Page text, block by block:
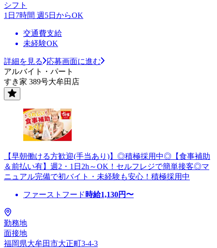
シフト
1日7時間 週5日からOK
交通費支給
未経験OK
詳細を見る
応募画面に進む
アルバイト・パート
すき家 389号大牟田店
【早朝働ける方歓迎(手当あり)】◎積極採用中◎【食事補助
＆前払い有】週2・1日2h～OK！セルフレジで簡単接客◎マ
ニュアル完備で初バイト・未経験も安心！積極採用中
ファーストフード 時給1,130円〜
勤務地
面接地
福岡県大牟田市大正町3-4-3